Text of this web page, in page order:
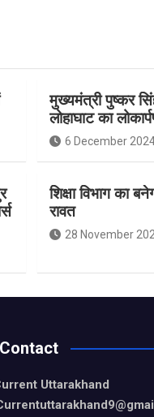
मुख्यमंत्री पुष्कर
लोहाघाट का
6 December
शिक्षा विभाग का
रावत
28 November
Uttarakhand